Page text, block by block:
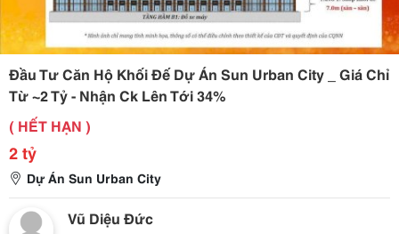
Đầu Tư Căn Hộ Khối Đế Dự Án Sun Urban City _ Giá Chỉ
Từ ~2 Tỷ - Nhận Ck Lên Tới 34%
( HẾT HẠN )
2 tỷ
Dự Án Sun Urban City
Vũ Diệu Đức